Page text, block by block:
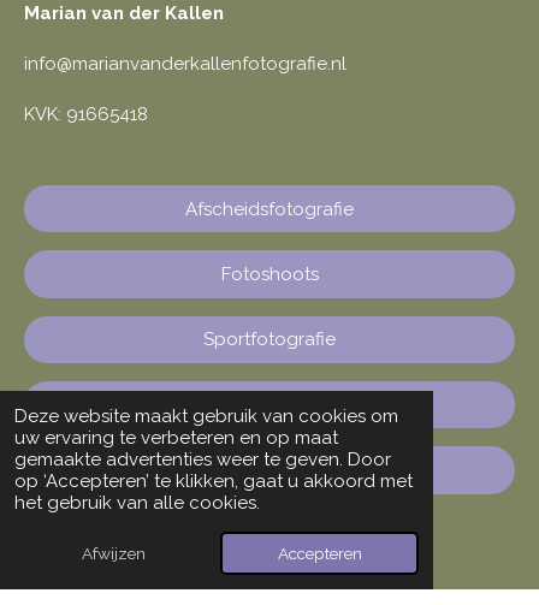
Deze website maakt gebruik van cookies om
uw ervaring te verbeteren en op maat
gemaakte advertenties weer te geven. Door
op ‘Accepteren’ te klikken, gaat u akkoord met
het gebruik van alle cookies.
Afwijzen Accepteren
Marian van der Kallen
info@marianvanderkallenfotografie.nl
KVK: 91665418
Afscheidsfotografie
Fotoshoots
Sportfotografie
Mijn werk
Contact
a
n
h